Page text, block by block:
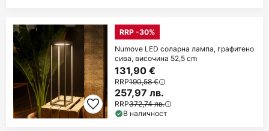
RRP -30%
Numove LED соларна лампа, графитено
сива, височина 52,5 cm
131,90 €
RRP190,58 €
257,97 лв.
RRP372,74 лв.
В наличност